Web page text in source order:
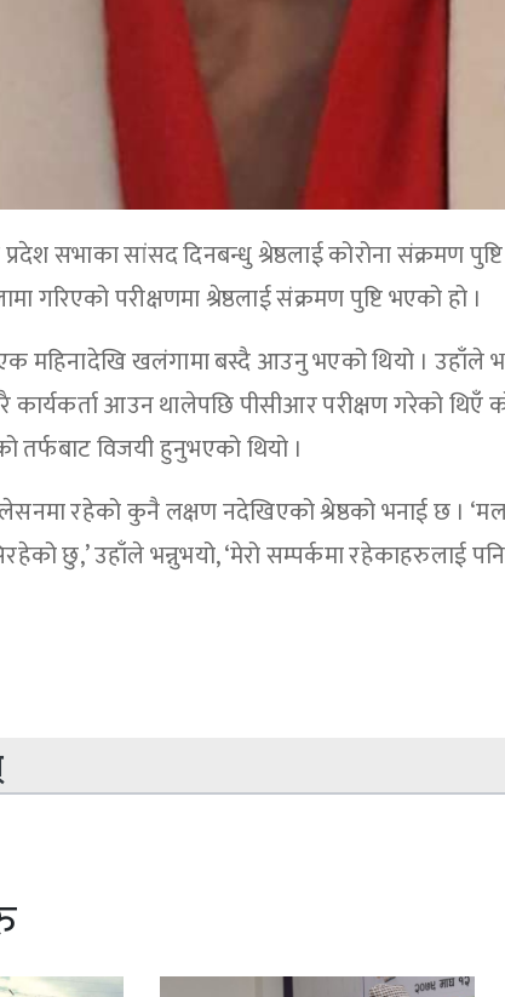
सभाका सांसद दिनबन्धु श्रेष्ठलाई कोरोना संक्रमण
गरिएको परीक्षणमा श्रेष्ठलाई संक्रमण पुष्टि भएको हो ।
एक महिनादेखि खलंगामा बस्दै आउनु भएको थियो । उहाँले
आउन थालेपछि पीसीआर परीक्षण गरेको थिएँ
तर्फबाट विजयी हुनुभएको थियो ।
रहेको कुनै लक्षण नदेखिएको श्रेष्ठको भनाई छ ।
छु,’ उहाँले भन्नुभयो, ‘मेरो सम्पर्कमा रहेकाहरुलाई